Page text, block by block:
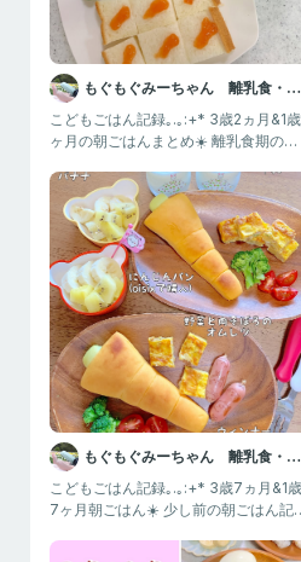
もぐもぐみーちゃん 離乳食・幼
児食記録
こどもごはん記録｡.｡:+* 3歳2ヵ月&1歳2
ヶ月の朝ごはんまとめ☀️ 離乳食期の頃
もぐもぐみーちゃん 離乳食・幼
児食記録
こどもごはん記録｡.｡:+* 3歳7ヵ月&1歳
7ヶ月朝ごはん☀️ 少し前の朝ごはん記録